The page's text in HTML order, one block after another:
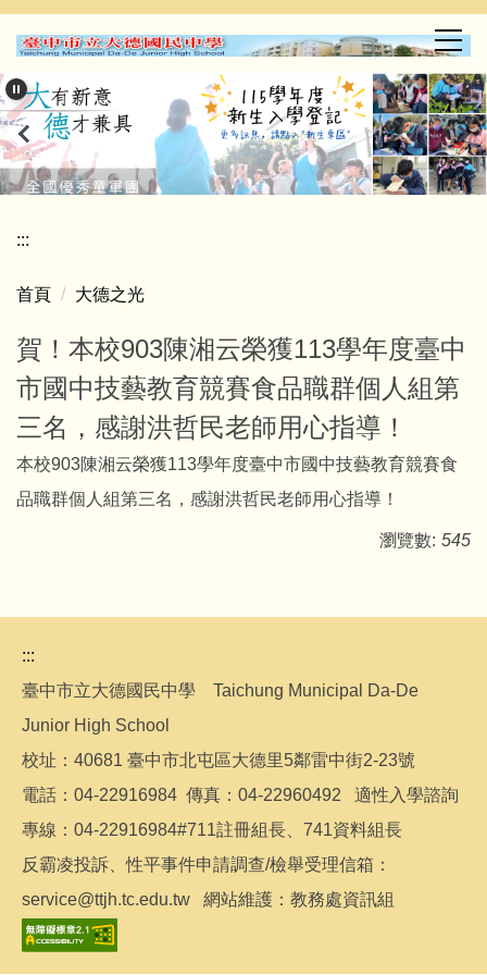
跳
到
要
內
容
區
:::
首頁 大德之光
賀！本校903陳湘云榮獲113學年度臺中
市國中技藝教育競賽食品職群個人組第
三名，感謝洪哲民老師用心指導！
本校903陳湘云榮獲113學年度臺中市國中技藝教育競賽食
品職群個人組第三名，感謝洪哲民老師用心指導！
瀏覽數: 545
:::
臺中市立大德國民中學 Taichung Municipal Da-De
Junior High School
校址：40681 臺中市北屯區大德里5鄰雷中街2-23號
電話：04-22916984 傳真：04-22960492 適性入學諮詢
專線：04-22916984#711註冊組長、741資料組長
反霸凌投訴、性平事件申請調查/檢舉受理信箱：
service@ttjh.tc.edu.tw 網站維護：教務處資訊組